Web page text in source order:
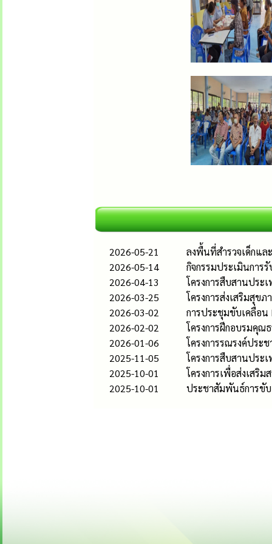
2026-05-21
ลงพื้นที่สำรวจเด็กแล
2026-05-14
กิจกรรมประเมินการ
2026-04-13
โครงการสืบสานประ
2026-03-25
โครงการส่งเสริมสุข
2026-03-02
การประชุมขับเคลื่อน
2026-02-02
โครงการฝึกอบรมคุณ
2026-01-06
โครงการรณรงค์ปร
2025-11-05
โครงการสืบสานประ
2025-10-01
โครงการเพื่อส่งเสริ
2025-10-01
ประชาสัมพันธ์การขั